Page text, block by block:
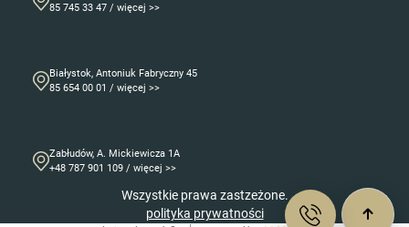
85 745 33 47 / więcej >>
Białystok, Antoniuk Fabryczny 45
85 654 00 01 / więcej >>
Zabłudów, A. Mickiewicza 1A
+48 787 901 109 / więcej >>
Wszystkie prawa zastzeżone.
polityka prywatności